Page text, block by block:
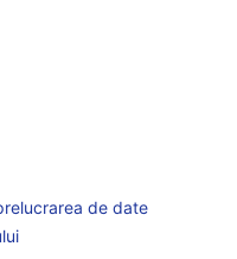
de date